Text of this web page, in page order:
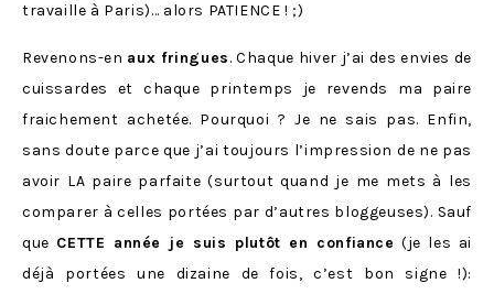
travaille à Paris)… alors PATIENCE ! ;)
Revenons-en aux fringues. Chaque hiver j’ai des envies de
cuissardes et chaque printemps je revends ma paire
fraichement achetée. Pourquoi ? Je ne sais pas. Enfin,
sans doute parce que j’ai toujours l’impression de ne pas
avoir LA paire parfaite (surtout quand je me mets à les
comparer à celles portées par d’autres bloggeuses). Sauf
que CETTE année je suis plutôt en confiance (je les ai
déjà portées une dizaine de fois, c’est bon signe !):